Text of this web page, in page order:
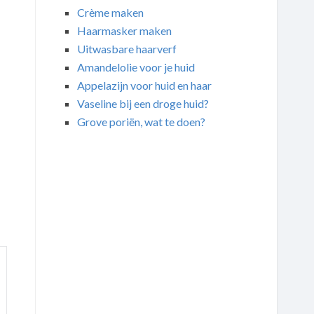
Crème maken
Haarmasker maken
Uitwasbare haarverf
Amandelolie voor je huid
Appelazijn voor huid en haar
Vaseline bij een droge huid?
Grove poriën, wat te doen?